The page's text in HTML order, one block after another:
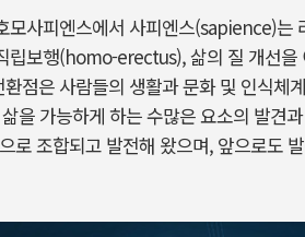
모사피엔스에서 사피엔스(sapience)는
립보행(homo-erectus), 삶의 질 개선
점은 사람들의 생활과 문화 및 인식체
을 가능하게 하는 수많은 요소의 발견
로 조합되고 발전해 왔으며, 앞으로도